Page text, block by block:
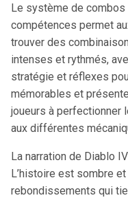
Le système de
compétences permet
trouver des
intenses et rythmés,
stratégie et réflexes
mémorables et
joueurs à perfectionner
aux différentes
La narration de Diablo
L’histoire est sombre
rebondissements qui